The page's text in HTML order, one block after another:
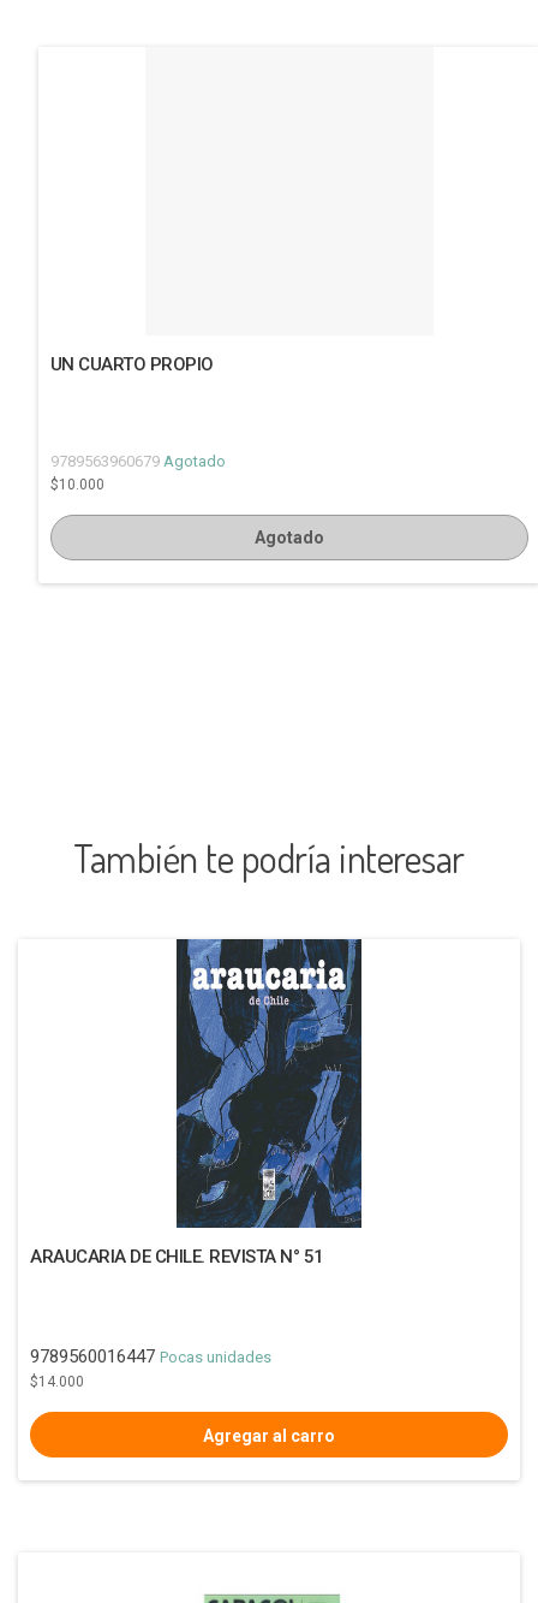
UN CUARTO PROPIO
9789563960679 Agotado
$10.000
Agotado
También te podría interesar
ARAUCARIA DE CHILE. REVISTA N° 51
9789560016447 Pocas unidades
$14.000